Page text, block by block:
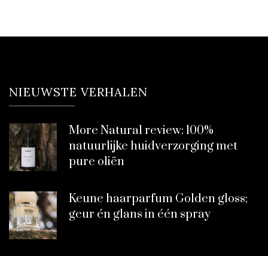
NIEUWSTE VERHALEN
More Natural review: 100%
natuurlijke huidverzorging met
pure oliën
Keune haarparfum Golden gloss;
geur én glans in één spray